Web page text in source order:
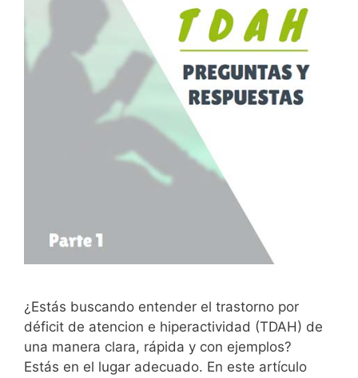
¿Estás buscando entender el trastorno por
déficit de atencion e hiperactividad (TDAH) de
una manera clara, rápida y con ejemplos?
Estás en el lugar adecuado. En este artículo